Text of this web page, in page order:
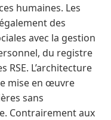
humaines. Les
des
avec la gestion
du registre
RSE. L’architecture
mise en œuvre
sans
Contrairement aux